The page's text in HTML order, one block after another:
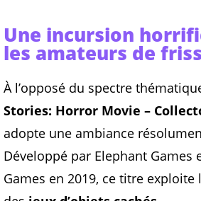
Une incursion
les amateurs de
À l’opposé du spectre
Stories: Horror Movie –
adopte une ambiance
Développé par Elephant Games
Games en 2019, ce titre